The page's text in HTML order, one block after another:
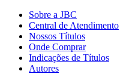
Sobre a JBC
Central de Atendimento
Nossos Títulos
Onde Comprar
Indicações de Títulos
Autores